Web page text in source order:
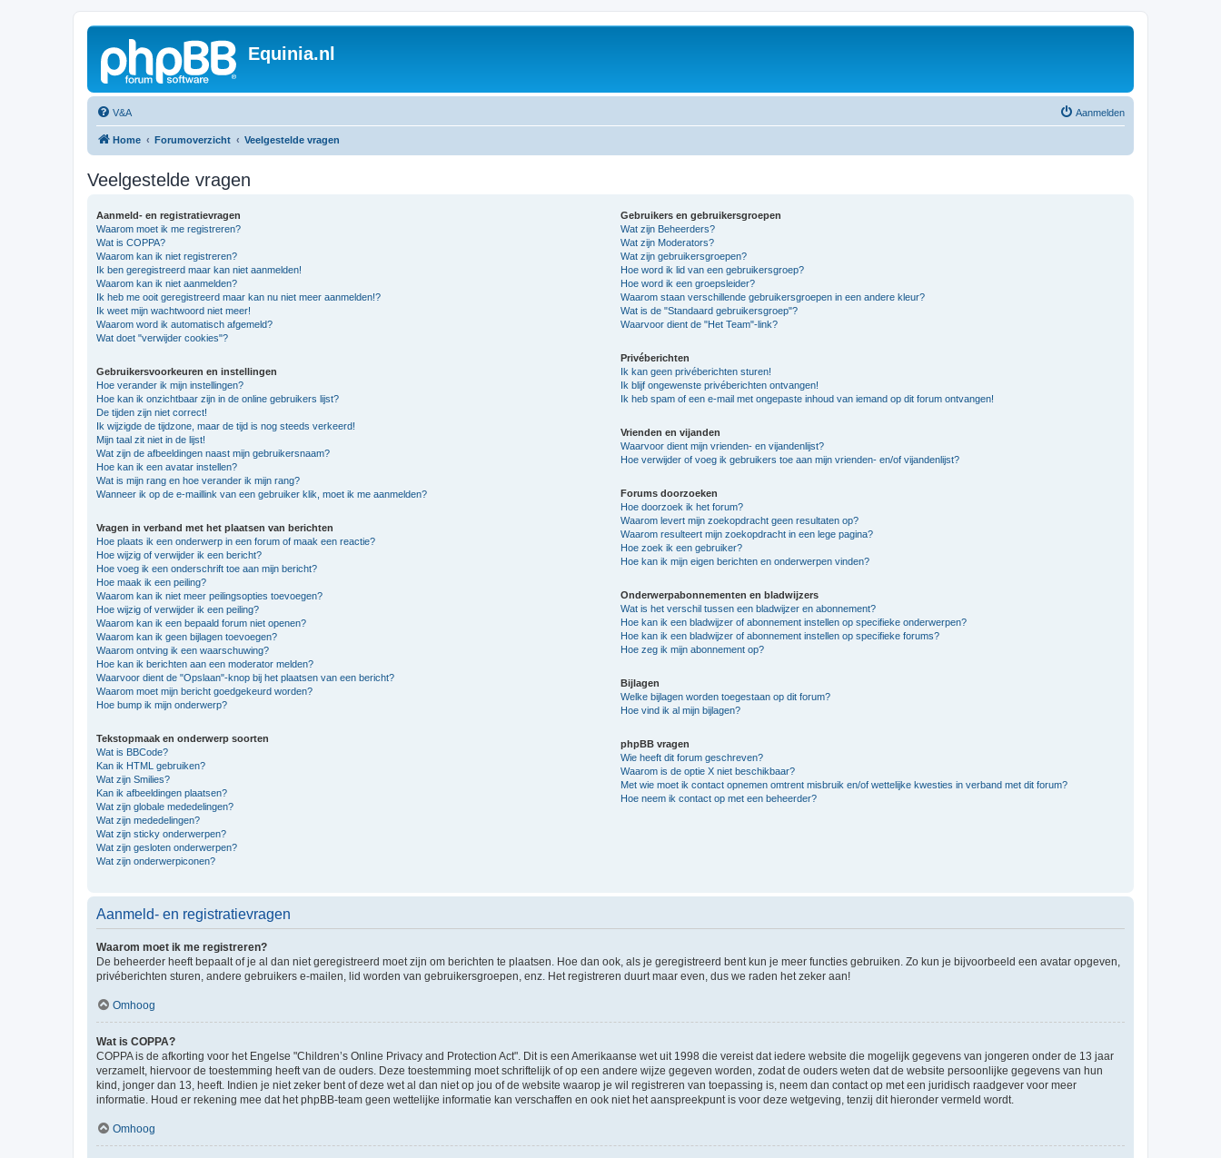
Equinia.nl
V&A Aanmelden
Home Forumoverzicht Veelgestelde vragen
Veelgestelde vragen
Aanmeld- en registratievragen
Waarom moet ik me registreren?
Wat is COPPA?
Waarom kan ik niet registreren?
Ik ben geregistreerd maar kan niet aanmelden!
Waarom kan ik niet aanmelden?
Ik heb me ooit geregistreerd maar kan nu niet meer aanmelden!?
Ik weet mijn wachtwoord niet meer!
Waarom word ik automatisch afgemeld?
Wat doet "verwijder cookies"?
Gebruikersvoorkeuren en instellingen
Hoe verander ik mijn instellingen?
Hoe kan ik onzichtbaar zijn in de online gebruikers lijst?
De tijden zijn niet correct!
Ik wijzigde de tijdzone, maar de tijd is nog steeds verkeerd!
Mijn taal zit niet in de lijst!
Wat zijn de afbeeldingen naast mijn gebruikersnaam?
Hoe kan ik een avatar instellen?
Wat is mijn rang en hoe verander ik mijn rang?
Wanneer ik op de e-maillink van een gebruiker klik, moet ik me aanmelden?
Vragen in verband met het plaatsen van berichten
Hoe plaats ik een onderwerp in een forum of maak een reactie?
Hoe wijzig of verwijder ik een bericht?
Hoe voeg ik een onderschrift toe aan mijn bericht?
Hoe maak ik een peiling?
Waarom kan ik niet meer peilingsopties toevoegen?
Hoe wijzig of verwijder ik een peiling?
Waarom kan ik een bepaald forum niet openen?
Waarom kan ik geen bijlagen toevoegen?
Waarom ontving ik een waarschuwing?
Hoe kan ik berichten aan een moderator melden?
Waarvoor dient de "Opslaan"-knop bij het plaatsen van een bericht?
Waarom moet mijn bericht goedgekeurd worden?
Hoe bump ik mijn onderwerp?
Tekstopmaak en onderwerp soorten
Wat is BBCode?
Kan ik HTML gebruiken?
Wat zijn Smilies?
Kan ik afbeeldingen plaatsen?
Wat zijn globale mededelingen?
Wat zijn mededelingen?
Wat zijn sticky onderwerpen?
Wat zijn gesloten onderwerpen?
Wat zijn onderwerpiconen?
Gebruikers en gebruikersgroepen
Wat zijn Beheerders?
Wat zijn Moderators?
Wat zijn gebruikersgroepen?
Hoe word ik lid van een gebruikersgroep?
Hoe word ik een groepsleider?
Waarom staan verschillende gebruikersgroepen in een andere kleur?
Wat is de "Standaard gebruikersgroep"?
Waarvoor dient de "Het Team"-link?
Privéberichten
Ik kan geen privéberichten sturen!
Ik blijf ongewenste privéberichten ontvangen!
Ik heb spam of een e-mail met ongepaste inhoud van iemand op dit forum ontvangen!
Vrienden en vijanden
Waarvoor dient mijn vrienden- en vijandenlijst?
Hoe verwijder of voeg ik gebruikers toe aan mijn vrienden- en/of vijandenlijst?
Forums doorzoeken
Hoe doorzoek ik het forum?
Waarom levert mijn zoekopdracht geen resultaten op?
Waarom resulteert mijn zoekopdracht in een lege pagina?
Hoe zoek ik een gebruiker?
Hoe kan ik mijn eigen berichten en onderwerpen vinden?
Onderwerpabonnementen en bladwijzers
Wat is het verschil tussen een bladwijzer en abonnement?
Hoe kan ik een bladwijzer of abonnement instellen op specifieke onderwerpen?
Hoe kan ik een bladwijzer of abonnement instellen op specifieke forums?
Hoe zeg ik mijn abonnement op?
Bijlagen
Welke bijlagen worden toegestaan op dit forum?
Hoe vind ik al mijn bijlagen?
phpBB vragen
Wie heeft dit forum geschreven?
Waarom is de optie X niet beschikbaar?
Met wie moet ik contact opnemen omtrent misbruik en/of wettelijke kwesties in verband met dit forum?
Hoe neem ik contact op met een beheerder?
Aanmeld- en registratievragen
Waarom moet ik me registreren?
De beheerder heeft bepaalt of je al dan niet geregistreerd moet zijn om berichten te plaatsen. Hoe dan ook, als je geregistreerd bent kun je meer functies gebruiken. Zo kun je bijvoorbeeld een avatar opgeven,
privéberichten sturen, andere gebruikers e-mailen, lid worden van gebruikersgroepen, enz. Het registreren duurt maar even, dus we raden het zeker aan!
Omhoog
Wat is COPPA?
COPPA is de afkorting voor het Engelse "Children’s Online Privacy and Protection Act". Dit is een Amerikaanse wet uit 1998 die vereist dat iedere website die mogelijk gegevens van jongeren onder de 13 jaar
verzamelt, hiervoor de toestemming heeft van de ouders. Deze toestemming moet schriftelijk of op een andere wijze gegeven worden, zodat de ouders weten dat de website persoonlijke gegevens van hun
kind, jonger dan 13, heeft. Indien je niet zeker bent of deze wet al dan niet op jou of de website waarop je wil registreren van toepassing is, neem dan contact op met een juridisch raadgever voor meer
informatie. Houd er rekening mee dat het phpBB-team geen wettelijke informatie kan verschaffen en ook niet het aanspreekpunt is voor deze wetgeving, tenzij dit hieronder vermeld wordt.
Omhoog